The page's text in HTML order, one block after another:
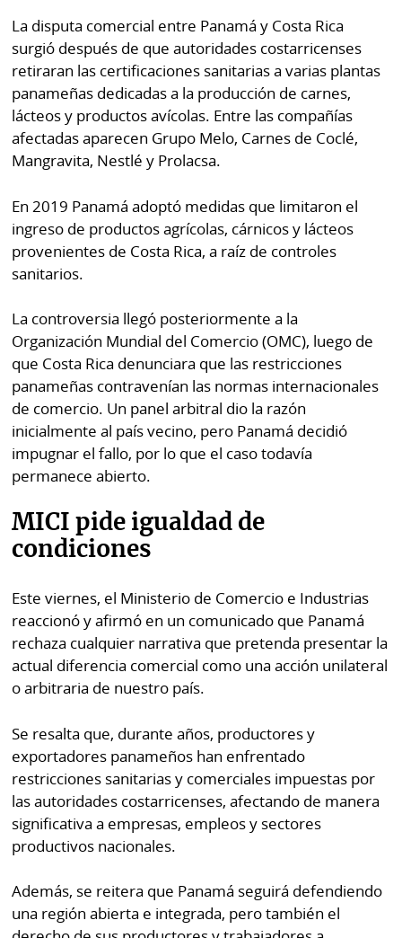
La disputa comercial entre Panamá y Costa Rica
surgió después de que autoridades costarricenses
retiraran las certificaciones sanitarias a varias plantas
panameñas dedicadas a la producción de carnes,
lácteos y productos avícolas. Entre las compañías
afectadas aparecen Grupo Melo, Carnes de Coclé,
Mangravita, Nestlé y Prolacsa.
En 2019 Panamá adoptó medidas que limitaron el
ingreso de productos agrícolas, cárnicos y lácteos
provenientes de Costa Rica, a raíz de controles
sanitarios.
La controversia llegó posteriormente a la
Organización Mundial del Comercio (OMC), luego de
que Costa Rica denunciara que las restricciones
panameñas contravenían las normas internacionales
de comercio. Un panel arbitral dio la razón
inicialmente al país vecino, pero Panamá decidió
impugnar el fallo, por lo que el caso todavía
permanece abierto.
MICI pide igualdad de
condiciones
Este viernes, el Ministerio de Comercio e Industrias
reaccionó y afirmó en un comunicado que Panamá
rechaza cualquier narrativa que pretenda presentar la
actual diferencia comercial como una acción unilateral
o arbitraria de nuestro país.
Se resalta que, durante años, productores y
exportadores panameños han enfrentado
restricciones sanitarias y comerciales impuestas por
las autoridades costarricenses, afectando de manera
significativa a empresas, empleos y sectores
productivos nacionales.
Además, se reitera que Panamá seguirá defendiendo
una región abierta e integrada, pero también el